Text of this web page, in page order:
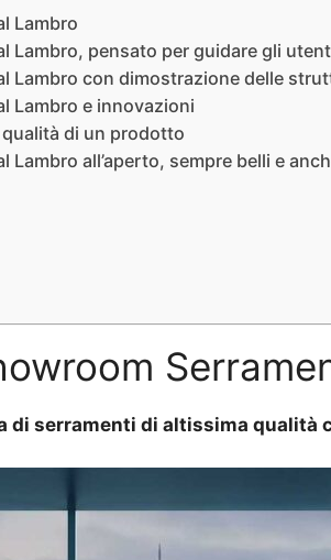
Lambro
Lambro, pensato per guidare gli
Lambro con dimostrazione delle
Lambro e innovazioni
di un prodotto
Lambro all’aperto, sempre belli e
di serramenti di altissima qualità